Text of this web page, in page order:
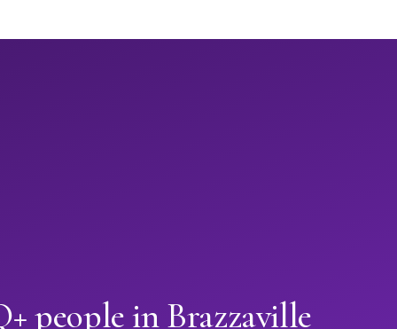
people in Brazzaville